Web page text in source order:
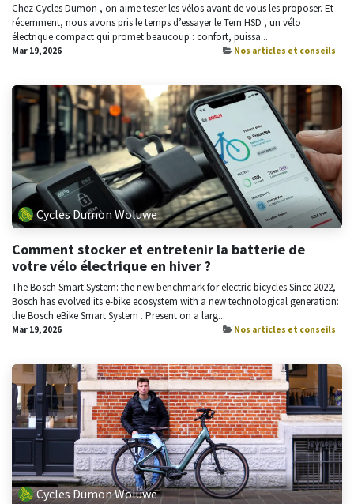
Chez Cycles Dumon , on aime tester les vélos avant de vous les proposer. Et
récemment, nous avons pris le temps d’essayer le Tern HSD , un vélo
électrique compact qui promet beaucoup : confort, puissa...
Mar 19, 2026 Nos articles et conseils
Cycles Dumon Woluwe
Comment stocker et entretenir la batterie de
votre vélo électrique en hiver ?
The Bosch Smart System: the new benchmark for electric bicycles Since 2022,
Bosch has evolved its e-bike ecosystem with a new technological generation:
the Bosch eBike Smart System . Present on a larg...
Mar 19, 2026 Nos articles et conseils
Cycles Dumon Woluwe